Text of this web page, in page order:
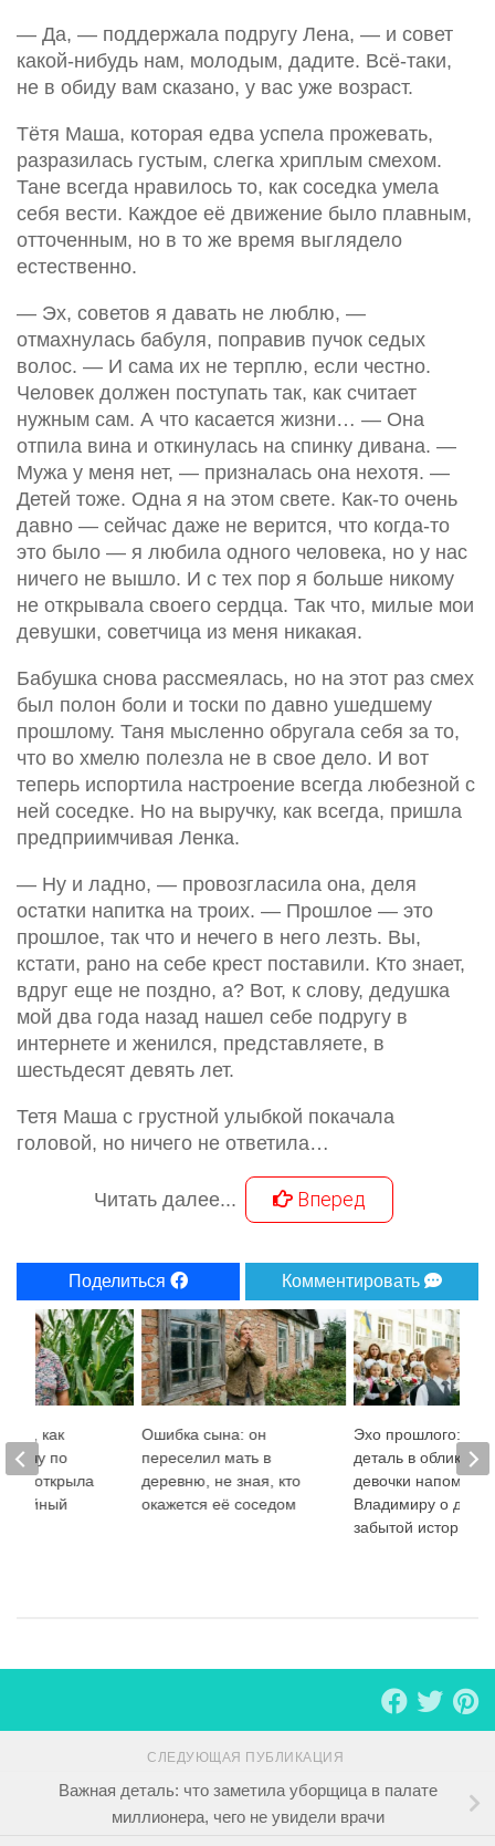
— Да, — поддержала подругу Лена, — и совет
какой-нибудь нам, молодым, дадите. Всё-таки,
не в обиду вам сказано, у вас уже возраст.
Тётя Маша, которая едва успела прожевать,
разразилась густым, слегка хриплым смехом.
Тане всегда нравилось то, как соседка умела
себя вести. Каждое её движение было плавным,
отточенным, но в то же время выглядело
естественно.
— Эх, советов я давать не люблю, —
отмахнулась бабуля, поправив пучок седых
волос. — И сама их не терплю, если честно.
Человек должен поступать так, как считает
нужным сам. А что касается жизни… — Она
отпила вина и откинулась на спинку дивана. —
Мужа у меня нет, — призналась она нехотя. —
Детей тоже. Одна я на этом свете. Как-то очень
давно — сейчас даже не верится, что когда-то
это было — я любила одного человека, но у нас
ничего не вышло. И с тех пор я больше никому
не открывала своего сердца. Так что, милые мои
девушки, советчица из меня никакая.
Бабушка снова рассмеялась, но на этот раз смех
был полон боли и тоски по давно ушедшему
прошлому. Таня мысленно обругала себя за то,
что во хмелю полезла не в свое дело. И вот
теперь испортила настроение всегда любезной с
ней соседке. Но на выручку, как всегда, пришла
предприимчивая Ленка.
— Ну и ладно, — провозгласила она, деля
остатки напитка на троих. — Прошлое — это
прошлое, так что и нечего в него лезть. Вы,
кстати, рано на себе крест поставили. Кто знает,
вдруг еще не поздно, а? Вот, к слову, дедушка
мой два года назад нашел себе подругу в
интернете и женился, представляете, в
шестьдесят девять лет.
Тетя Маша с грустной улыбкой покачала
головой, но ничего не ответила…
Читать далее... Вперед
Поделиться Комментировать
Ошибка сына: он
переселил мать в
деревню, не зная, кто
окажется её соседом
Эхо прошлого: как
деталь в облике
девочки
Владимиру о
забытой истории
том, как
дачу по
открыла
СЛЕДУЮЩАЯ ПУБЛИКАЦИЯ
Важная деталь: что заметила уборщица в палате
миллионера, чего не увидели врачи